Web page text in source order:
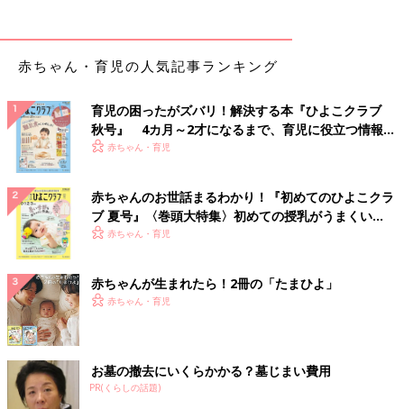
人の波が引いている受付後半を狙って行きました…。
健診の日にちがわかればカレンダーに書いて、カウントダウンが
始まり…。
1週間前になれば、洋服の脱ぎ着のしやすい可愛いのを選んで用
意しておいたり、色々考えて…親の私がお腹が痛くなり…当日
は、闘いの場に行くかのように気合い十分！！
終われば…ぐったり…次の日まで引きずるほど。
大人がこんなに緊張するのに、子どもも不安で緊張して日頃でき
ることも出来ないよねって何度も思います。興奮して喋りすぎた
り、緊張しすぎて固まったり…。日頃しないことをするので恐怖
でした。
大惨事、けれども終われば笑い話
歯科検診が最初だったもんだから大惨事でしたよ！
赤ちゃん・育児の人気記事ランキング
育児の困ったがズバリ！解決する本『ひよこクラブ
秋号』 4カ月～2才になるまで、育児に役立つ情報が
いっぱい！
赤ちゃん・育児
赤ちゃんのお世話まるわかり！『初めてのひよこクラ
ブ 夏号』〈巻頭大特集〉初めての授乳がうまくい
く！ おっぱい・ミルクの基本と夏のトラブル 解決テ
赤ちゃん・育児
赤ちゃんが生まれたら！2冊の「たまひよ」
赤ちゃん・育児
お墓の撤去にいくらかかる？墓じまい費用
PR(くらしの話題)